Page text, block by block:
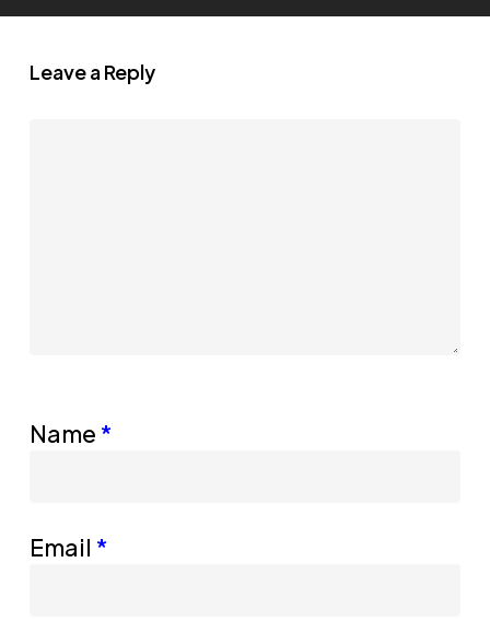
Leave a Reply
Name *
Email *